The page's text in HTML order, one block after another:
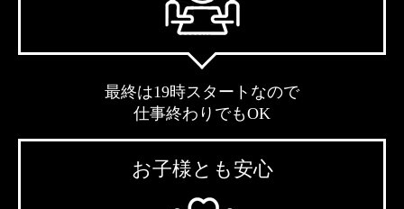
最終は19時スタートなので
仕事終わりでもOK
お子様とも安心